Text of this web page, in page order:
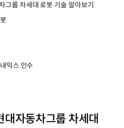
그룹 차세대 로봇 기술 알아보기
믹스 인수
자동차그룹 차세대